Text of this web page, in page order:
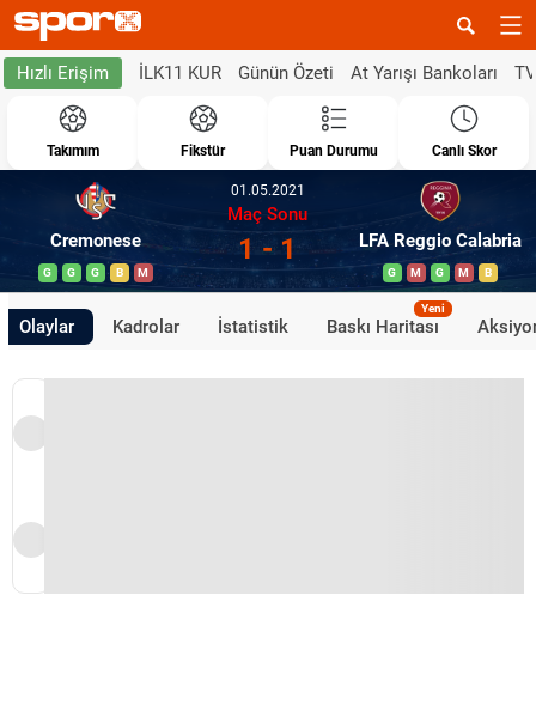
Hızlı Erişim İLK11 KUR Günün Özeti At Yarışı Bankoları
Takımım Fikstür Puan Durumu Canlı Skor
Cremonese
G G G B M
01.05.2021
Maç Sonu
1 - 1 LFA Reggio Calabria
G M G M B
Olaylar Kadrolar İstatistik Baskı Haritası
Yeni